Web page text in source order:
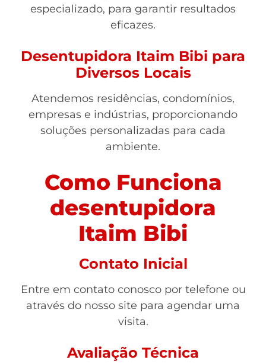
especializado, para garantir resultados
eficazes.
Desentupidora Itaim Bibi para
Diversos Locais
Atendemos residências, condomínios,
empresas e indústrias, proporcionando
soluções personalizadas para cada
ambiente.
Como Funciona
desentupidora
Itaim Bibi
Contato Inicial
Entre em contato conosco por telefone ou
através do nosso site para agendar uma
visita.
Avaliação Técnica